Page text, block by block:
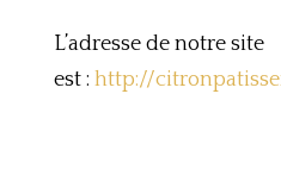
L’adresse de notre site
est : http://